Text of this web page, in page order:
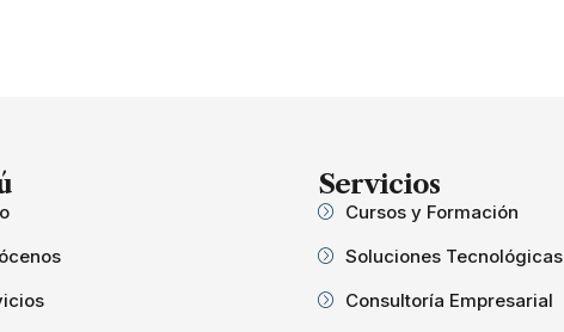
Servicios
Cursos y Formación
Soluciones Tecnológicas
Consultoría Empresarial